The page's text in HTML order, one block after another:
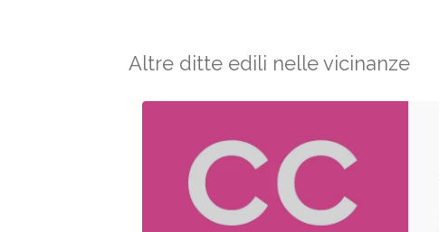
Altre ditte edili nelle vicinanze